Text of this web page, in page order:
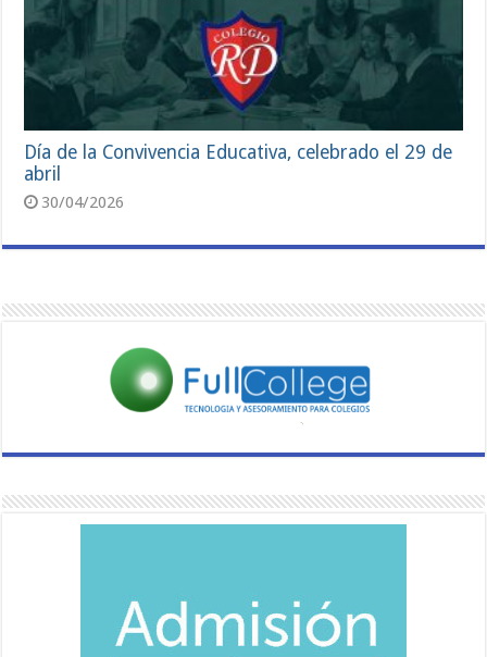
Día de la Convivencia Educativa, celebrado el 29 de
abril
30/04/2026